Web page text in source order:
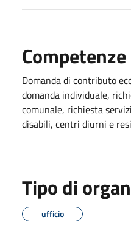
Competenze
Domanda di contributo
domanda individuale,
comunale, richiesta
disabili, centri diurni e
Tipo di
ufficio